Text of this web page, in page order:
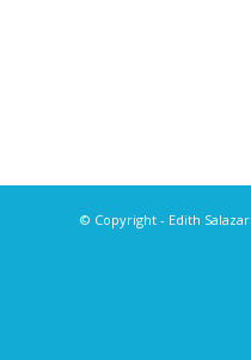
© Copyright - Edith Salazar